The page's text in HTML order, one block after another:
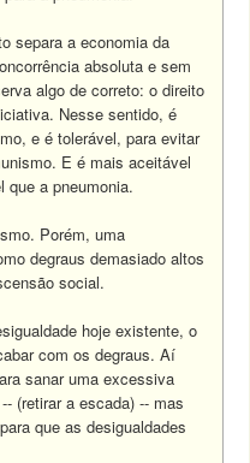
separa a economia da
absoluta e sem
algo de correto: o direito
Nesse sentido, é
e é tolerável, para evitar
E é mais aceitável
que a pneumonia.
Porém, uma
degraus demasiado altos
social.
hoje existente, o
com os degraus. Aí
sanar uma excessiva
(retirar a escada) -- mas
que as desigualdades